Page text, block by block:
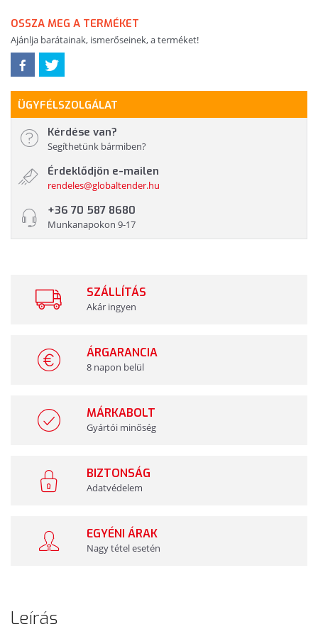
OSSZA MEG A TERMÉKET
Ajánlja barátainak, ismerőseinek, a terméket!
ÜGYFÉLSZOLGÁLAT
Kérdése van?
Segíthetünk bármiben?
Érdeklődjön e-mailen
rendeles@globaltender.hu
+36 70 587 8680
Munkanapokon 9-17
SZÁLLÍTÁS
Akár ingyen
ÁRGARANCIA
8 napon belül
MÁRKABOLT
Gyártói minőség
BIZTONSÁG
Adatvédelem
EGYÉNI ÁRAK
Nagy tétel esetén
Leírás